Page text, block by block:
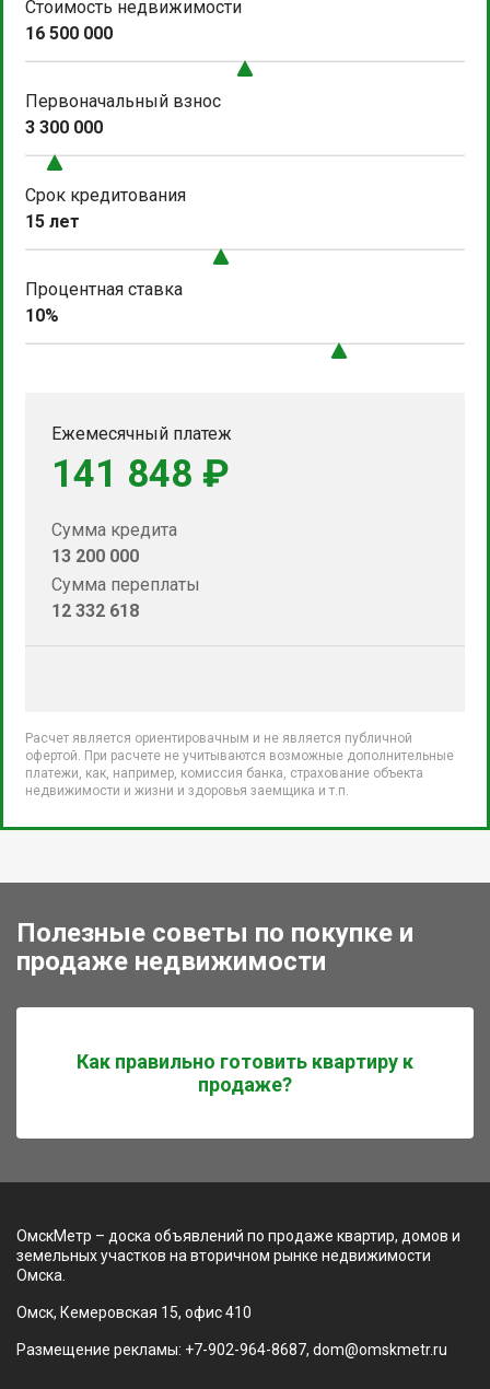
Стоимость недвижимости
16 500 000
Первоначальный взнос
3 300 000
Срок кредитования
15 лет
Процентная ставка
10%
Ежемесячный платеж
141 848 ₽
Сумма кредита
13 200 000
Сумма переплаты
12 332 618
Расчет является ориентировачным и не является публичной
офертой. При расчете не учитываются возможные дополнительные
платежи, как, например, комиссия банка, страхование объекта
недвижимости и жизни и здоровья заемщика и т.п.
Полезные советы по покупке и
продаже недвижимости
Как правильно готовить квартиру к
продаже?
ОмскМетр – доска объявлений по продаже квартир, домов и
земельных участков на вторичном рынке недвижимости
Омска.
Омск, Кемеровская 15, офис 410
Размещение рекламы: +7-902-964-8687, dom@omskmetr.ru